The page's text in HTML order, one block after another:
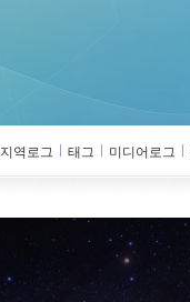
지역로그 태그 미디어로그